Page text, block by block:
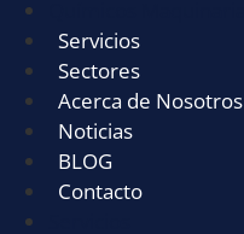
Servicios
Sectores
Acerca de Nosotros
Noticias
BLOG
Contacto